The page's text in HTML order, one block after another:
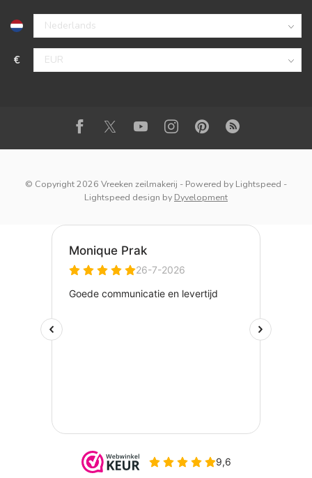
€
© Copyright 2026 Vreeken zeilmakerij - Powered by Lightspeed -
Lightspeed design by Dyvelopment